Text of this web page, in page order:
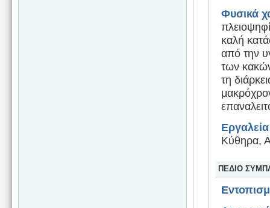
Φυσικά
καλή
από την
των
τη
Κύθηρα,
ΠΕΔΙΟ